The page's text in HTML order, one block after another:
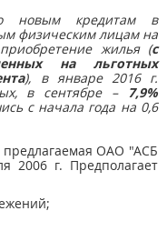
новым кредитам в
физическим лицам на
жилья (с
на льготных
), в январе 2016 г.
в сентябре – 7,9%
с начала года на 0,6
предлагаемая ОАО "АСБ
2006 г. Предполагает